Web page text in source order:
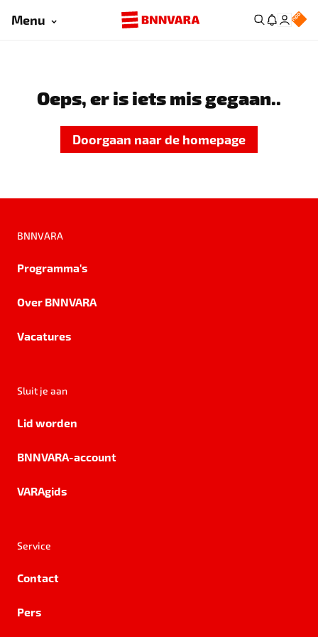
Menu
Oeps, er is iets mis gegaan..
Doorgaan naar de homepage
BNNVARA
Programma's
Over BNNVARA
Vacatures
Sluit je aan
Lid worden
BNNVARA-account
VARAgids
Service
Contact
Pers